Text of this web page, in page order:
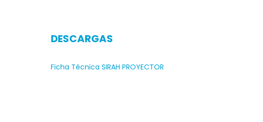
DESCARGAS
Ficha Técnica SIRAH PROYECTOR